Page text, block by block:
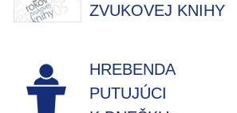
ZVUKOVEJ KNIHY
HREBENDA
PUTUJÚCI